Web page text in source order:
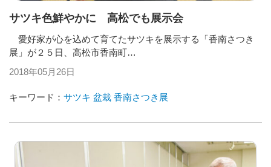
サツキ色鮮やかに 高松でも展示会
愛好家が心を込めて育てたサツキを展示する「香南さつき
展」が２５日、高松市香南町…
2018年05月26日
キーワード： サツキ 盆栽 香南さつき展